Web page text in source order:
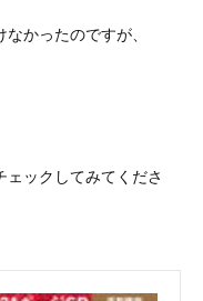
かったのですが、
ックしてみてくださ